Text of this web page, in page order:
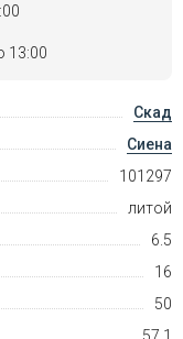
13:00
Скад
Сиена
101297
литой
6.5
16
50